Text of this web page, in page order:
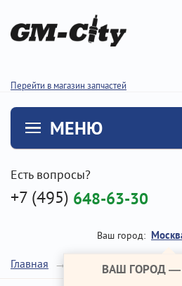
Перейти в магазин запчастей
МЕНЮ
Есть вопросы?
+7 (495) 648-63-30
Ваш город:
ВАШ ГОРОД —
Главная Ремонт Хендай IX35